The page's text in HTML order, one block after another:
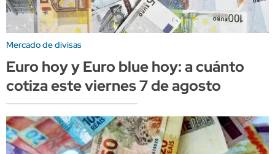
Mercado de divisas
Euro hoy y Euro blue hoy: a cuánto
cotiza este viernes 7 de agosto